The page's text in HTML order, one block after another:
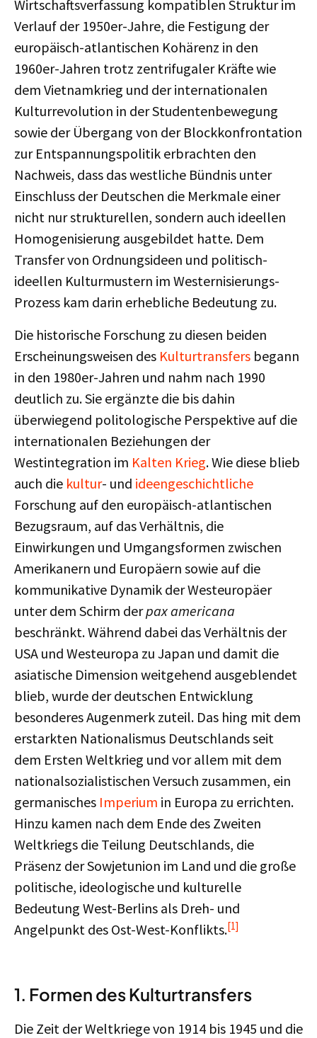
Wirtschaftsverfassung kompatiblen Struktur im
Verlauf der 1950er-Jahre, die Festigung der
europäisch-atlantischen Kohärenz in den
1960er-Jahren trotz zentrifugaler Kräfte wie
dem Vietnamkrieg und der internationalen
Kulturrevolution in der Studentenbewegung
sowie der Übergang von der Blockkonfrontation
zur Entspannungspolitik erbrachten den
Nachweis, dass das westliche Bündnis unter
Einschluss der Deutschen die Merkmale einer
nicht nur strukturellen, sondern auch ideellen
Homogenisierung ausgebildet hatte. Dem
Transfer von Ordnungsideen und politisch-
ideellen Kulturmustern im Westernisierungs-
Prozess kam darin erhebliche Bedeutung zu.
Die historische Forschung zu diesen beiden
Erscheinungsweisen des Kulturtransfers begann
in den 1980er-Jahren und nahm nach 1990
deutlich zu. Sie ergänzte die bis dahin
überwiegend politologische Perspektive auf die
internationalen Beziehungen der
Westintegration im Kalten Krieg. Wie diese blieb
auch die kultur- und ideengeschichtliche
Forschung auf den europäisch-atlantischen
Bezugsraum, auf das Verhältnis, die
Einwirkungen und Umgangsformen zwischen
Amerikanern und Europäern sowie auf die
kommunikative Dynamik der Westeuropäer
unter dem Schirm derpax americana
beschränkt. Während dabei das Verhältnis der
USA und Westeuropa zu Japan und damit die
asiatische Dimension weitgehend ausgeblendet
blieb, wurde der deutschen Entwicklung
besonderes Augenmerk zuteil. Das hing mit dem
erstarkten Nationalismus Deutschlands seit
dem Ersten Weltkrieg und vor allem mit dem
nationalsozialistischen Versuch zusammen, ein
germanisches Imperium in Europa zu errichten.
Hinzu kamen nach dem Ende des Zweiten
Weltkriegs die Teilung Deutschlands, die
Präsenz der Sowjetunion im Land und die große
politische, ideologische und kulturelle
Bedeutung West-Berlins als Dreh- und
Angelpunkt des Ost-West-Konflikts.[1]
1. Formen des Kulturtransfers
Die Zeit der Weltkriege von 1914 bis 1945 und die